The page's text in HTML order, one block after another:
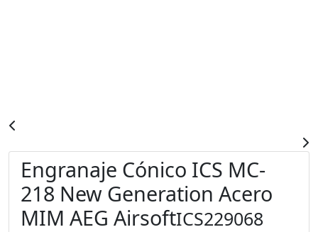
Engranaje Cónico ICS MC-
218 New Generation Acero
MIM AEG AirsoftICS229068